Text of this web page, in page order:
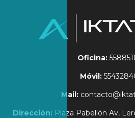
Oficina:
Móvil:
Mail:
Dirección: Plaza Pabellón Av,